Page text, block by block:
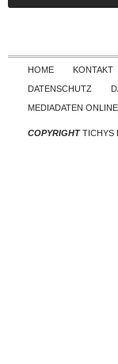
HOME KONTAKT
DATENSCHUTZ
MEDIADATEN ONLINE
COPYRIGHTTICHYS